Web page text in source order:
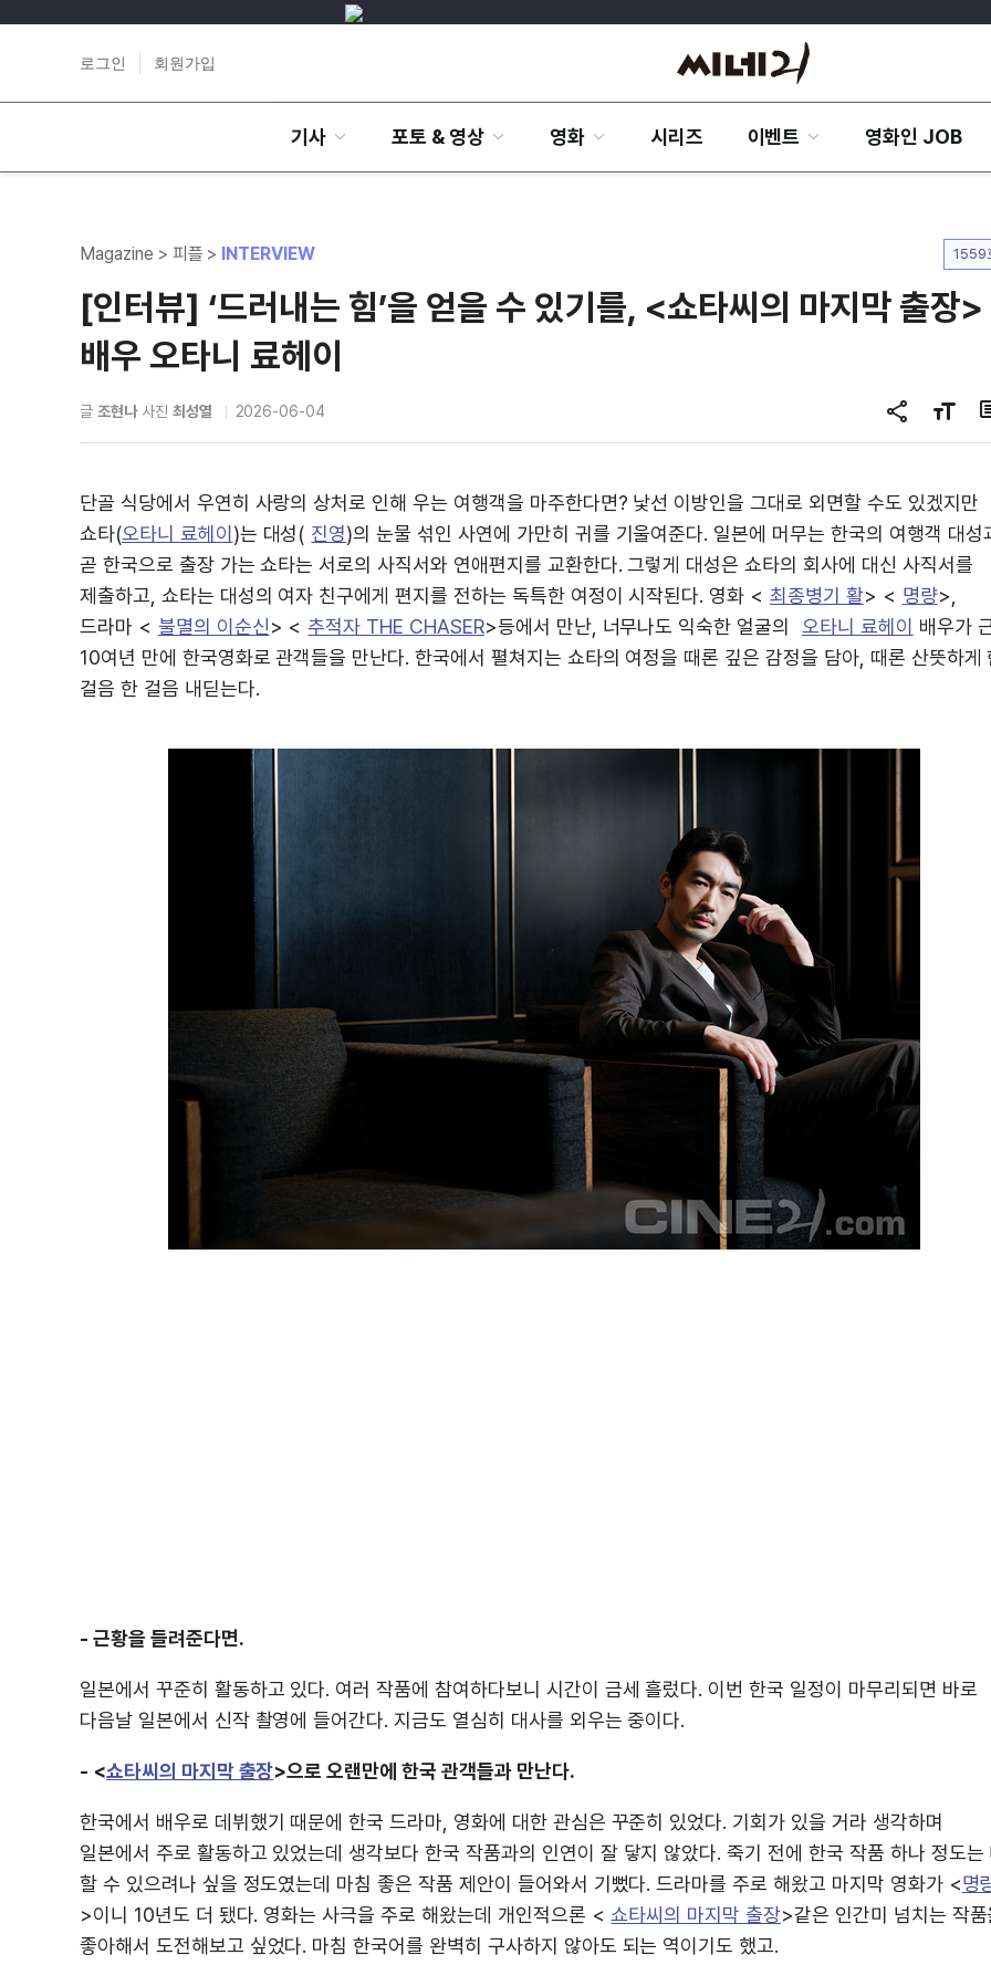
로그인 회원가입
기사 포토 & 영상 영화 시리즈 이벤트 영화인 JOB
Magazine > 피플 > INTERVIEW 1559
[인터뷰] ‘드러내는 힘’을 얻을 수 있기를, <쇼타씨의 마지막 출장>
배우 오타니 료헤이
글 조현나사진 최성열 2026-06-04
공
유
기
글
자
기
변
경
단골 식당에서 우연히 사랑의 상처로 인해 우는 여행객을 마주한다면? 낯선 이방인을 그대로 외면할 수도 있겠지만
쇼타(오타니 료헤이 )는 대성( 진영)의 눈물 섞인 사연에 가만히 귀를 기울여준다. 일본에 머무는 한국의 여행객 대성
곧 한국으로 출장 가는 쇼타는 서로의 사직서와 연애편지를 교환한다. 그렇게 대성은 쇼타의 회사에 대신 사직서를
제출하고, 쇼타는 대성의 여자 친구에게 편지를 전하는 독특한 여정이 시작된다. 영화 < 최종병기 활> < 명량>,
드라마 < 불멸의 이순신> < 추적자 THE CHASER>등에서 만난, 너무나도 익숙한 얼굴의 오타니 료헤이
배우가
10여년 만에 한국영화로 관객들을 만난다. 한국에서 펼쳐지는 쇼타의 여정을 때론 깊은 감정을 담아, 때론 산뜻하게
걸음 한 걸음 내딛는다.
- 근황을 들려준다면.
일본에서 꾸준히 활동하고 있다. 여러 작품에 참여하다보니 시간이 금세 흘렀다. 이번 한국 일정이 마무리되면 바로
다음날 일본에서 신작 촬영에 들어간다. 지금도 열심히 대사를 외우는 중이다.
- <쇼타씨의 마지막 출장>으로 오랜만에 한국 관객들과 만난다.
한국에서 배우로 데뷔했기 때문에 한국 드라마, 영화에 대한 관심은 꾸준히 있었다. 기회가 있을 거라 생각하며
일본에서 주로 활동하고 있었는데 생각보다 한국 작품과의 인연이 잘 닿지 않았다. 죽기 전에 한국 작품 하나 정도는
할 수 있으려나 싶을 정도였는데 마침 좋은 작품 제안이 들어와서 기뻤다. 드라마를 주로 해왔고 마지막 영화가 <명
>이니 10년도 더 됐다. 영화는 사극을 주로 해왔는데 개인적으론 < 쇼타씨의 마지막 출장>같은 인간미 넘치는 작품
좋아해서 도전해보고 싶었다. 마침 한국어를 완벽히 구사하지 않아도 되는 역이기도 했고.